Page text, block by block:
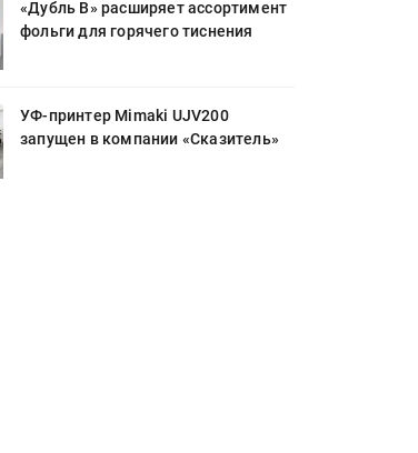
«Дубль В» расширяет ассортимент
фольги для горячего тиснения
УФ-принтер Mimaki UJV200
запущен в компании «Сказитель»